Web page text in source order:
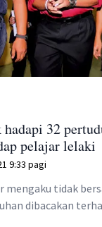
32
pelajar lelaki
9:33 pagi
mengaku tidak
dibacakan